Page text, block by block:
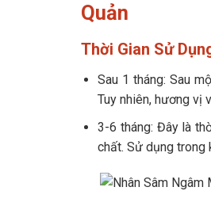
Quản
Thời Gian Sử
Sau 1 tháng: Sau
Tuy nhiên, hương vị
3-6 tháng: Đây là
chất. Sử dụng trong